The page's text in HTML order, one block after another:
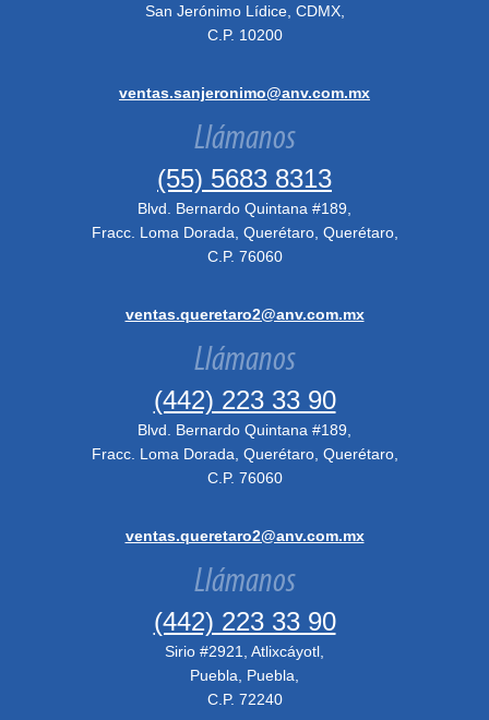
San Jerónimo Lídice, CDMX,
C.P. 10200
ventas.sanjeronimo@anv.com.mx
Llámanos
(55) 5683 8313
Blvd. Bernardo Quintana #189,
Fracc. Loma Dorada, Querétaro, Querétaro,
C.P. 76060
ventas.queretaro2@anv.com.mx
Llámanos
(442) 223 33 90
Blvd. Bernardo Quintana #189,
Fracc. Loma Dorada, Querétaro, Querétaro,
C.P. 76060
ventas.queretaro2@anv.com.mx
Llámanos
(442) 223 33 90
Sirio #2921, Atlixcáyotl,
Puebla, Puebla,
C.P. 72240